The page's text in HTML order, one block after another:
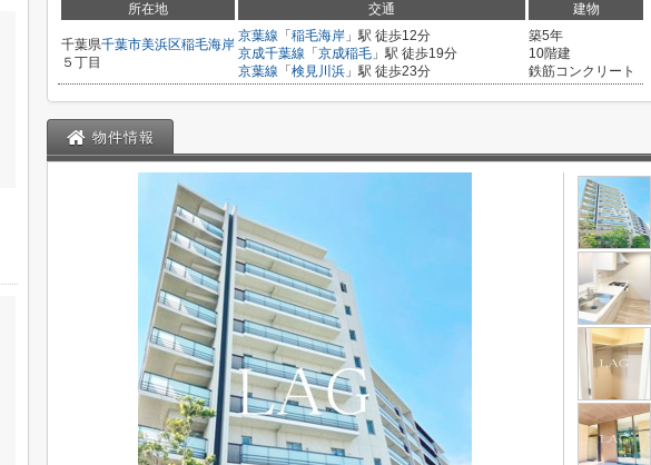
所在地 交通 建物
千葉県千葉市美浜区稲毛海岸
５丁目
京葉線 「 稲毛海岸 」駅 徒歩12分
京成千葉線 「 京成稲毛 」駅 徒歩19分
京葉線 「 検見川浜 」駅 徒歩23分
築5年
10階建
鉄筋コンクリート
物件情報